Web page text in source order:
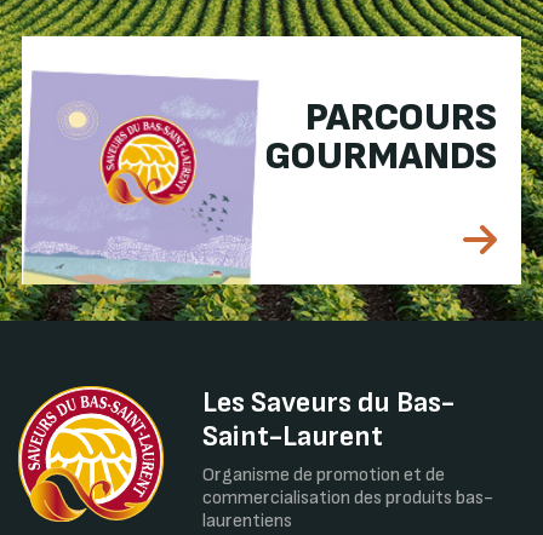
PARCOURS
GOURMANDS
Les Saveurs du Bas-
Saint-Laurent
Organisme de promotion et de
commercialisation des produits bas-
laurentiens